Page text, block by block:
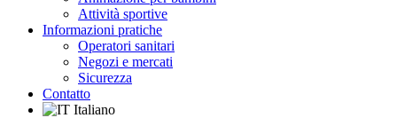
Attività sportive
Informazioni pratiche
Operatori sanitari
Negozi e mercati
Sicurezza
Contatto
Italiano